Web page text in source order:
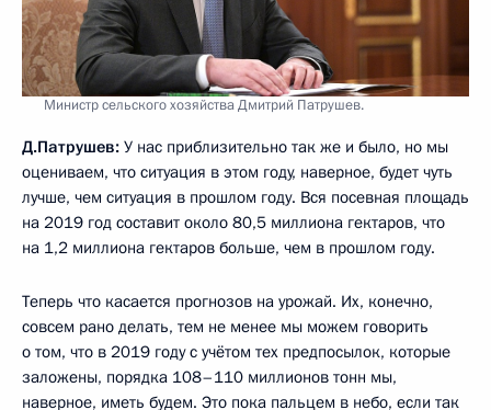
Министр сельского хозяйства Дмитрий Патрушев.
Д.Патрушев: У нас приблизительно так же и было, но мы
оцениваем, что ситуация в этом году, наверное, будет чуть
лучше, чем ситуация в прошлом году. Вся посевная площадь
на 2019 год составит около 80,5 миллиона гектаров, что
на 1,2 миллиона гектаров больше, чем в прошлом году.
Теперь что касается прогнозов на урожай. Их, конечно,
совсем рано делать, тем не менее мы можем говорить
о том, что в 2019 году с учётом тех предпосылок, которые
заложены, порядка 108–110 миллионов тонн мы,
наверное, иметь будем. Это пока пальцем в небо, если так